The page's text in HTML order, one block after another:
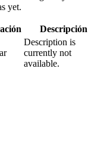
yet.
Descripción
Description is
currently not
available.